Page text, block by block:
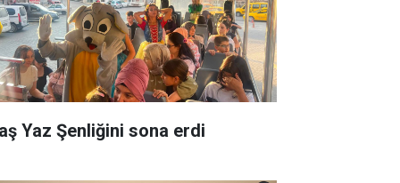
Yaz Şenliğini sona erdi